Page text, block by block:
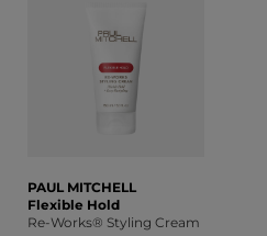
PAUL MITCHELL
Flexible Hold
Re-Works® Styling Cream